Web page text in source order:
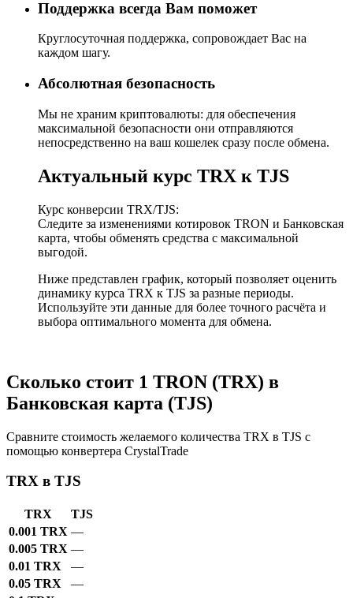
Поддержка всегда Вам поможет
Круглосуточная поддержка, сопровождает Вас на
каждом шагу.
Абсолютная безопасность
Мы не храним криптовалюты: для обеспечения
максимальной безопасности они отправляются
непосредственно на ваш кошелек сразу после обмена.
Актуальный курс TRX к TJS
Курс конверсии TRX/TJS:
Следите за изменениями котировок TRON и Банковская
карта, чтобы обменять средства с максимальной
выгодой.
Ниже представлен график, который позволяет оценить
динамику курса TRX к TJS за разные периоды.
Используйте эти данные для более точного расчёта и
выбора оптимального момента для обмена.
Сколько стоит 1 TRON (TRX) в
Банковская карта (TJS)
Сравните стоимость желаемого количества TRX в TJS с
помощью конвертера CrystalTrade
TRX в TJS
TRX
TJS
0.001 TRX —
0.005 TRX —
0.01 TRX
—
0.05 TRX
—